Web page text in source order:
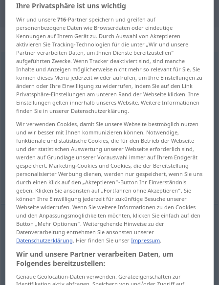
"subsidiary" Deutsch Übersetzung
„subsidiary“: adjective
subsidiary BR [səbˈsidjəri] US [-dieri]adj
Übersicht aller Übersetzungen
(Für mehr Details die Übersetzung anklicken/antippen)
subsidiär, Hilfs…, Aushilfs…, Unterstützungs…,
Subsidien…
untergeordnet, Neben…
behilflich, ergänzend
subsidiär,Hilfs…, Aushilfs…, Unterstützungs…,
Ihre Privatsphäre ist uns wichtig
Wir und unsere716-Partner speichern und greifen auf
personenbezogene Daten wie Browserdaten oder eindeutige
Kennungen auf Ihrem Gerät zu. Durch Auswahl von Akzeptieren
aktivieren Sie Tracking-Technologien für die unter „Wir und unsere
Partner verarbeiten Daten, um Ihnen Dienste bereitzustellen“
aufgeführten Zwecke. Wenn Tracker deaktiviert sind, sind manche
Inhalte und Anzeigen möglicherweise nicht mehr so relevant für Sie. Sie
können dieses Menü jederzeit wieder aufrufen, um Ihre Einstellungen zu
ändern oder Ihre Einwilligung zu widerrufen, indem Sie auf den Link
Privatsphäre-Einstellungen am unteren Rand der Webseite klicken. Ihre
Einstellungen gelten innerhalb unseres Website. Weitere Informationen
finden Sie in unserer Datenschutzerklärung.
Wir verwenden Cookies, damit Sie unsere Webseite bestmöglich nutzen
und wir besser mit Ihnen kommunizieren können. Notwendige,
funktionale und statistische Cookies, die für den Betrieb der Webseite
und der statistischen Auswertung unserer Webseite erforderlich sind,
werden auf Grundlage unserer Vorauswahl immer auf Ihrem Endgerät
gespeichert. Marketing-Cookies und Cookies, die der Bereitstellung
personalisierter Werbung dienen, werden nur gespeichert, wenn Sie uns
durch einen Klick auf den „Akzeptieren“-Button Ihr Einverständnis
geben. Klicken Sie ansonsten auf „Fortfahren ohne Akzeptieren“. Sie
können Ihre Einwilligung jederzeit für zukünftige Besuche unserer
Webseite widerrufen. Wenn Sie weitere Informationen zu den Cookies
und den Anpassungsmöglichkeiten möchten, klicken Sie einfach auf den
Button „Mehr Optionen“. Weitergehende Hinweise zu der
Datenverarbeitung entnehmen Sie ansonsten unserer
Datenschutzerklärung. Hier finden Sie unserImpressum.
Wir und unsere Partner verarbeiten Daten, um
Folgendes bereitzustellen:
Genaue Geolocation-Daten verwenden. Geräteeigenschaften zur
Identifikation aktiv abfragen. Speichern von und/oder Zugriff auf